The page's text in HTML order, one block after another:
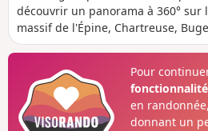
découvrir un panorama à 360° sur
massif de l'Épine, Chartreuse,
parcours et en particulier à la
Chambéry. Le retour se fait par un
mais toujours différent compte
par beau temps.
Pour
en
donnant un